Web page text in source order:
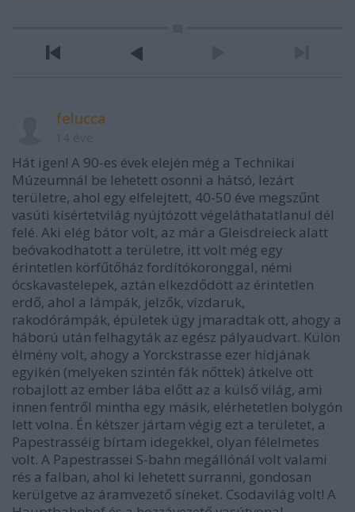
felucca
Hát igen! A 90-es évek elején még a Technikai
Múzeumnál be lehetett osonni a hátsó, lezárt
területre, ahol egy elfelejtett, 40-50 éve megszűnt
vasúti kísértetvilág nyújtózott végeláthatatlanul dél
felé. Aki elég bátor volt, az már a Gleisdreieck alatt
beóvakodhatott a területre, itt volt még egy
érintetlen körfűtőház fordítókoronggal, némi
ócskavastelepek, aztán elkezdődött az érintetlen
erdő, ahol a lámpák, jelzők, vízdaruk,
rakodórámpák, épületek úgy jmaradtak ott, ahogy a
háború után felhagyták az egész pályaudvart. Külön
élmény volt, ahogy a Yorckstrasse ezer hídjának
egyikén (melyeken szintén fák nőttek) átkelve ott
robajlott az ember lába előtt az a külső világ, ami
innen fentről mintha egy másik, elérhetetlen bolygón
lett volna. Én kétszer jártam végig ezt a területet, a
Papestrasséig bírtam idegekkel, olyan félelmetes
volt. A Papestrassei S-bahn megállónál volt valami
rés a falban, ahol ki lehetett surranni, gondosan
kerülgetve az áramvezető síneket. Csodavilág volt! A